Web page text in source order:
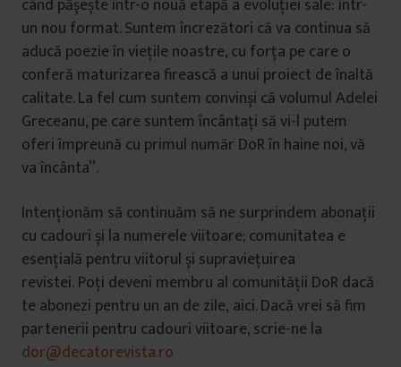
când pășește într-o nouă etapă a evoluției sale: într-
un nou format. Suntem încrezători că va continua să
aducă poezie în viețile noastre, cu forța pe care o
conferă maturizarea firească a unui proiect de înaltă
calitate. La fel cum suntem convinși că volumul Adelei
Greceanu, pe care suntem încântați să vi-l putem
oferi împreună cu primul număr DoR în haine noi, vă
va încânta”.
Intenționăm să continuăm să ne surprindem abonații
cu cadouri și la numerele viitoare; comunitatea e
esențială pentru viitorul și supraviețuirea
revistei. Poți deveni membru al comunității DoR dacă
te abonezi pentru un an de zile, aici. Dacă vrei să fim
partenerii pentru cadouri viitoare, scrie-ne la
dor@decatorevista.ro